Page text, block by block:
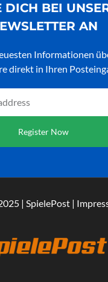
DICH BEI
AN
Informationen
direkt in Ihren
Register Now
| SpielePost |